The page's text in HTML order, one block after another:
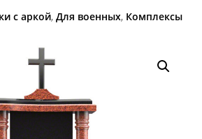
с аркой, Для военных, Комплексы